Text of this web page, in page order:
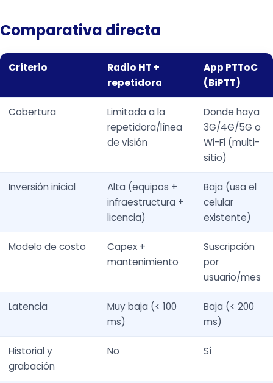
Comparativa directa
Criterio
Radio HT +
repetidora
App PTToC
(BiPTT)
Cobertura
Limitada a la
repetidora/línea
de visión
Donde haya
3G/4G/5G o
Wi-Fi (multi-
sitio)
Inversión inicial
Alta (equipos +
infraestructura +
licencia)
Baja (usa el
celular
existente)
Modelo de costo
Capex +
mantenimiento
Suscripción
por
usuario/mes
Latencia
Muy baja (< 100
ms)
Baja (< 200
ms)
Historial y
grabación
No Sí